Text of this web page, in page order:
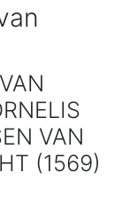
VAN
(1569)